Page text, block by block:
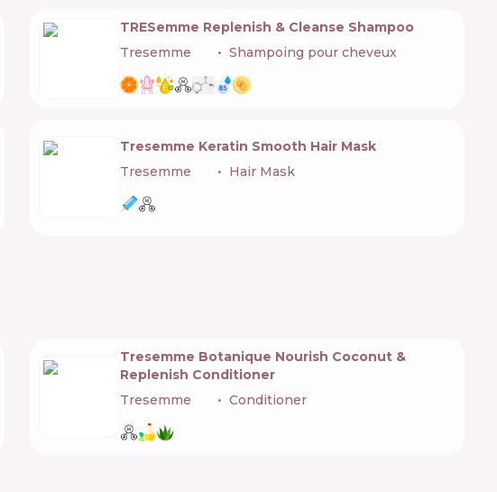
TRESemme Replenish & Cleanse Shampoo
Tresemme
Shampoing pour cheveux
Tresemme Keratin Smooth Hair Mask
Tresemme
Hair Mask
Tresemme Botanique Nourish Coconut &
Replenish Conditioner
Tresemme
Conditioner